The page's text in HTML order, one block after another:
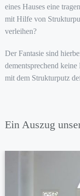
eines Hauses eine
mit Hilfe von
verleihen?
Der Fantasie sind
dementsprechend
mit dem Strukturputz
Ein Auszug